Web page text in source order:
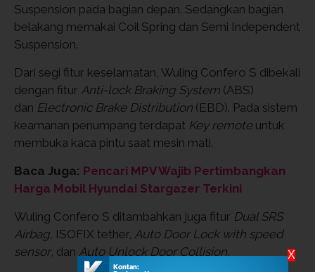
Suspension pada bagian depan. Sedangkan bagian
belakang memakai Coil Spring dan Semi Independent
Suspension.
Dari segi fitur keselamatan, Wuling Confero S dibekali
dengan fitur Anti-lock Braking System (ABS)
dan Electronic Brake Distribution (EBD). Pada sistem
keamanan penumpang terdapat Key remote untuk
membuka kaca pintu saat mesin mati.
Baca Juga: Pencari MPV Wajib Pertimbangkan
Harga Mobil Hyundai Stargazer Terkini
Wuling Confero S ditambahkan juga fitur Dual SRS
Airbag, ISOFIX tether, Auto Door Lock with speed
sensor, dan Auto Unlock Door Collision.
X